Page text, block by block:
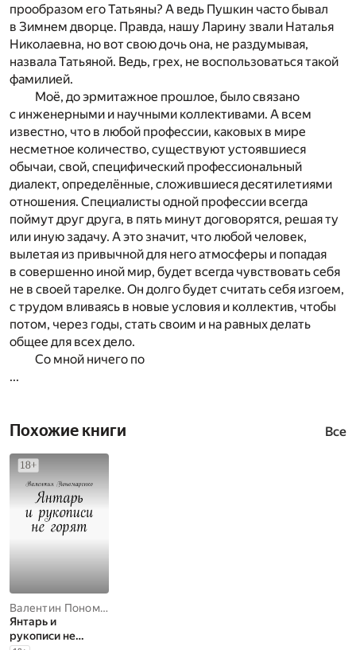
прообразом его Татьяны? А ведь Пушкин часто бывал
в Зимнем дворце. Правда, нашу Ларину звали Наталья
Николаевна, но вот свою дочь она, не раздумывая,
назвала Татьяной. Ведь, грех, не воспользоваться такой
фамилией.
Моё, до эрмитажное прошлое, было связано
с инженерными и научными коллективами. А всем
известно, что в любой профессии, каковых в мире
несметное количество, существуют устоявшиеся
обычаи, свой, специфический профессиональный
диалект, определённые, сложившиеся десятилетиями
отношения. Специалисты одной профессии всегда
поймут друг друга, в пять минут договорятся, решая ту
или иную задачу. А это значит, что любой человек,
вылетая из привычной для него атмосферы и попадая
в совершенно иной мир, будет всегда чувствовать себя
не в своей тарелке. Он долго будет считать себя изгоем,
с трудом вливаясь в новые условия и коллектив, чтобы
потом, через годы, стать своим и на равных делать
общее для всех дело.
Со мной ничего по
...
Похожие книги Все
Валентин Пономаренко
Янтарь и
рукописи не